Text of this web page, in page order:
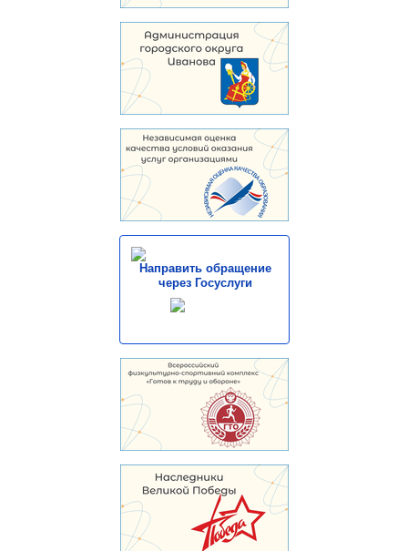
Направить обращение
через Госуслуги